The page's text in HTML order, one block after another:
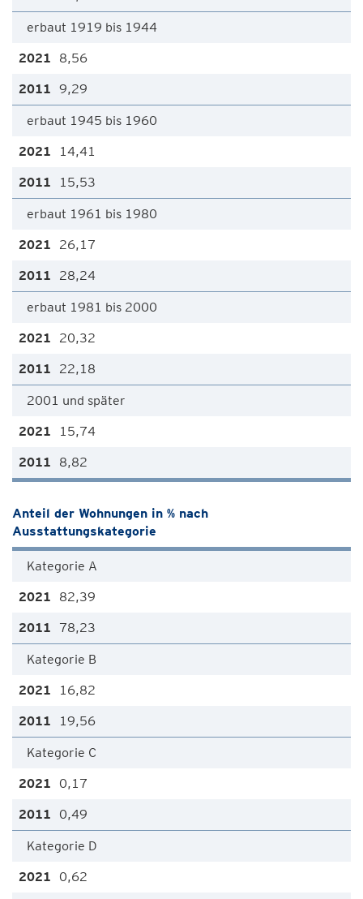
erbaut 1919 bis 1944
8,56
9,29
erbaut 1945 bis 1960
14,41
15,53
erbaut 1961 bis 1980
26,17
28,24
erbaut 1981 bis 2000
20,32
22,18
2001 und später
15,74
8,82
Anteil der Wohnungen in % nach
Ausstattungskategorie
Kategorie A
82,39
78,23
Kategorie B
16,82
19,56
Kategorie C
0,17
0,49
Kategorie D
0,62